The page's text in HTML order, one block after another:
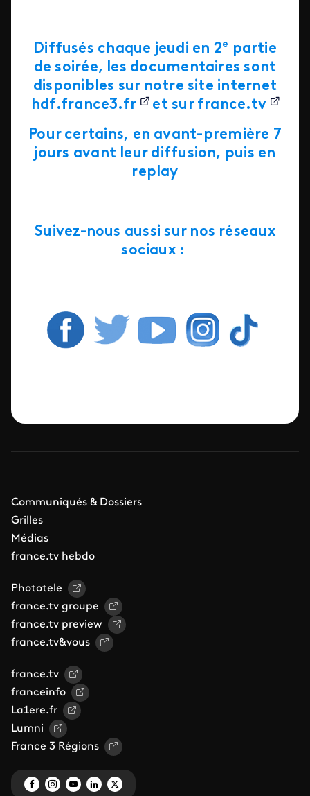
Diffusés chaque jeudi en 2e partie
de soirée, les documentaires sont
disponibles sur notre site internet
hdf.france3.fr
et sur france.tv
Pour certains, en avant-première 7
jours avant leur diffusion, puis en
replay
Suivez-nous aussi sur nos réseaux
sociaux :
Communiqués & Dossiers
Grilles
Médias
france.tv hebdo
Phototele
france.tv groupe
france.tv preview
france.tv&vous
france.tv
franceinfo
La1ere.fr
Lumni
France 3 Régions